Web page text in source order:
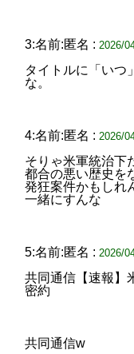
3:名前:匿名 : 2026/
タイトルに「いつ
な。
4:名前:匿名 : 2026/
そりゃ米軍統治下
都合の悪い歴史を
発狂案件かもしれ
一緒にすんな
5:名前:匿名 : 2026/
共同通信【速報】
密約
共同通信w